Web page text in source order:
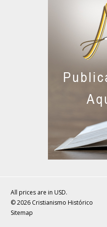
All prices are in USD.
© 2026 Cristianismo Histórico
Sitemap